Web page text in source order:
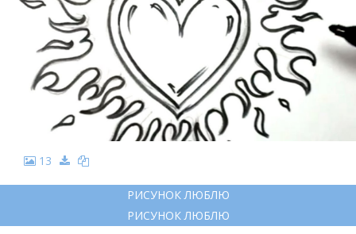
13
РИСУНОК ЛЮБЛЮ
РИСУНОК ЛЮБЛЮ